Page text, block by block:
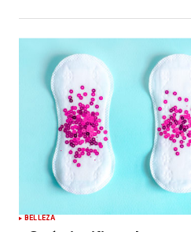
BELLEZA